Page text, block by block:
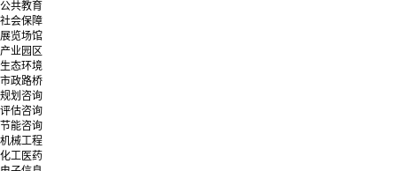
公共教育
社会保障
展览场馆
产业园区
生态环境
市政路桥
规划咨询
评估咨询
节能咨询
机械工程
化工医药